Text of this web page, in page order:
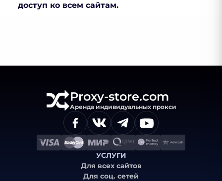
доступ ко всем сайтам.
Proxy-store.com
Аренда индивидуальных прокси
УСЛУГИ
Для всех сайтов
Для соц. сетей